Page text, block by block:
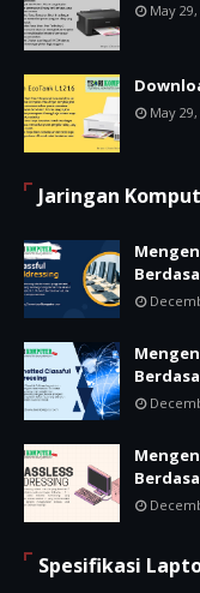
May
May
Jaringan
Spesifikasi